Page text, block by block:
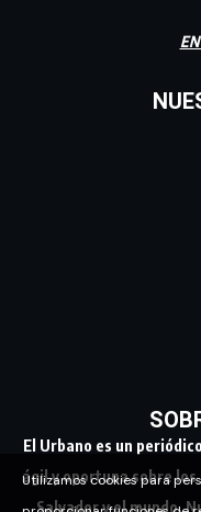
El Urbano es un
ágil y oportuna sobre
Salvador y el mundo.
Utilizamos cookies para